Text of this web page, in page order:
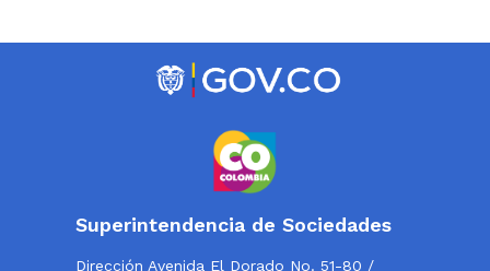
Superintendencia de Sociedades
Dirección Avenida El Dorado No. 51-80 /